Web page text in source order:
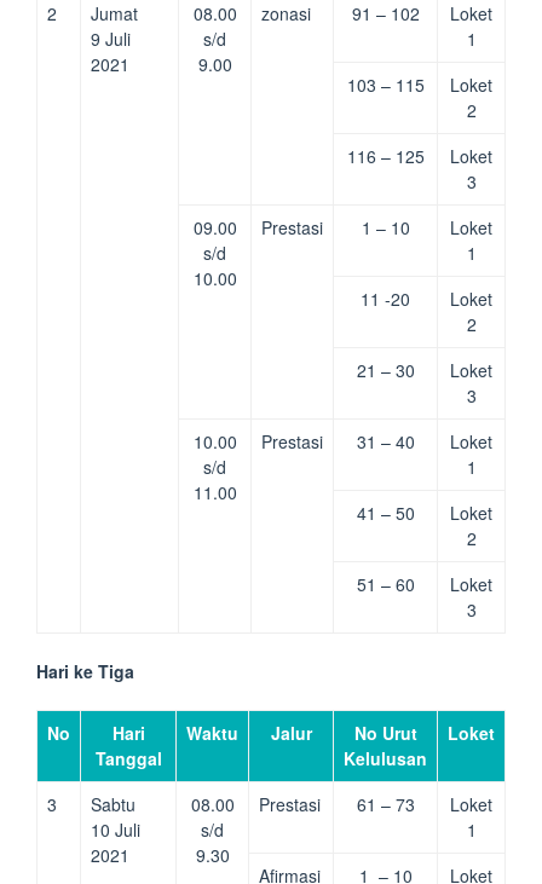
2
Jumat
9 Juli
2021
08.00
s/d
9.00
zonasi 91 – 102
Loket
1
103 – 115
Loket
2
116 – 125
Loket
3
09.00
s/d
10.00
Prestasi 1 – 10
Loket
1
11 -20
Loket
2
21 – 30
Loket
3
10.00
s/d
11.00
Prestasi 31 – 40
Loket
1
41 – 50
Loket
2
51 – 60
Loket
3
Hari ke Tiga
No
Hari
Tanggal
Waktu Jalur
No Urut
Kelulusan
Loket
3
Sabtu
10 Juli
2021
08.00
s/d
9.30
Prestasi 61 – 73
Loket
1
Afirmasi
1 – 10 Loket